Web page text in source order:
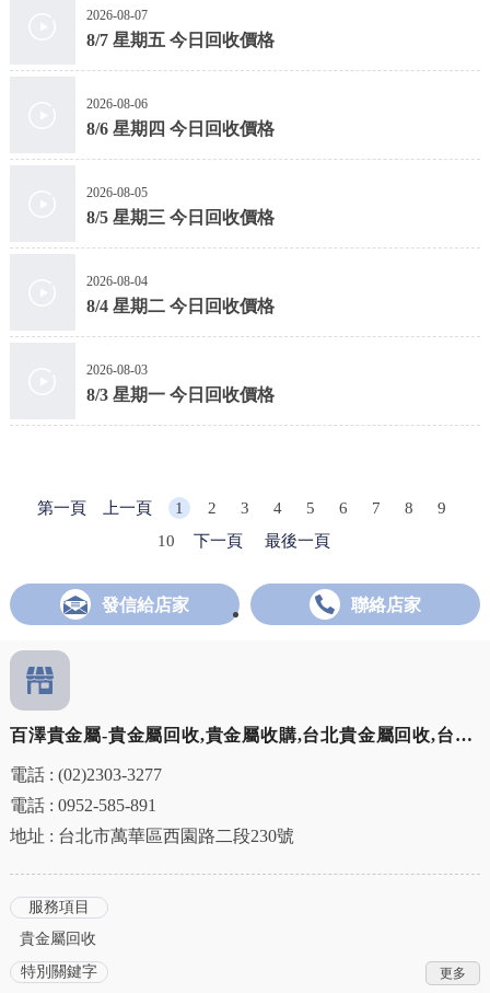
2026-08-07
8/7 星期五 今日回收價格
2026-08-06
8/6 星期四 今日回收價格
2026-08-05
8/5 星期三 今日回收價格
2026-08-04
8/4 星期二 今日回收價格
2026-08-03
8/3 星期一 今日回收價格
第一頁 上一頁 1 2 3 4 5 6 7 8
9
10
下一頁 最後一頁
發信給店家 聯絡店家
百澤貴金屬-貴金屬回收,貴金屬收購,台北貴金屬回收,台北
貴金屬收購,萬華區貴金屬回收
電話 : (02)2303-3277
電話 : 0952-585-891
地址 : 台北市萬華區西園路二段230號
服務項目
貴金屬回收
特別關鍵字